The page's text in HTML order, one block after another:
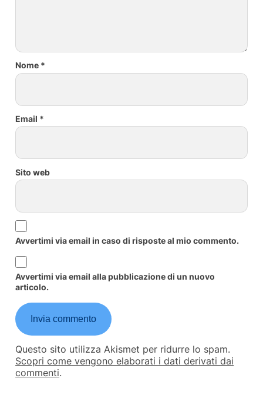
Nome *
Email *
Sito web
Avvertimi via email in caso di risposte al mio commento.
Avvertimi via email alla pubblicazione di un nuovo
articolo.
Questo sito utilizza Akismet per ridurre lo spam.
Scopri come vengono elaborati i dati derivati dai
commenti.